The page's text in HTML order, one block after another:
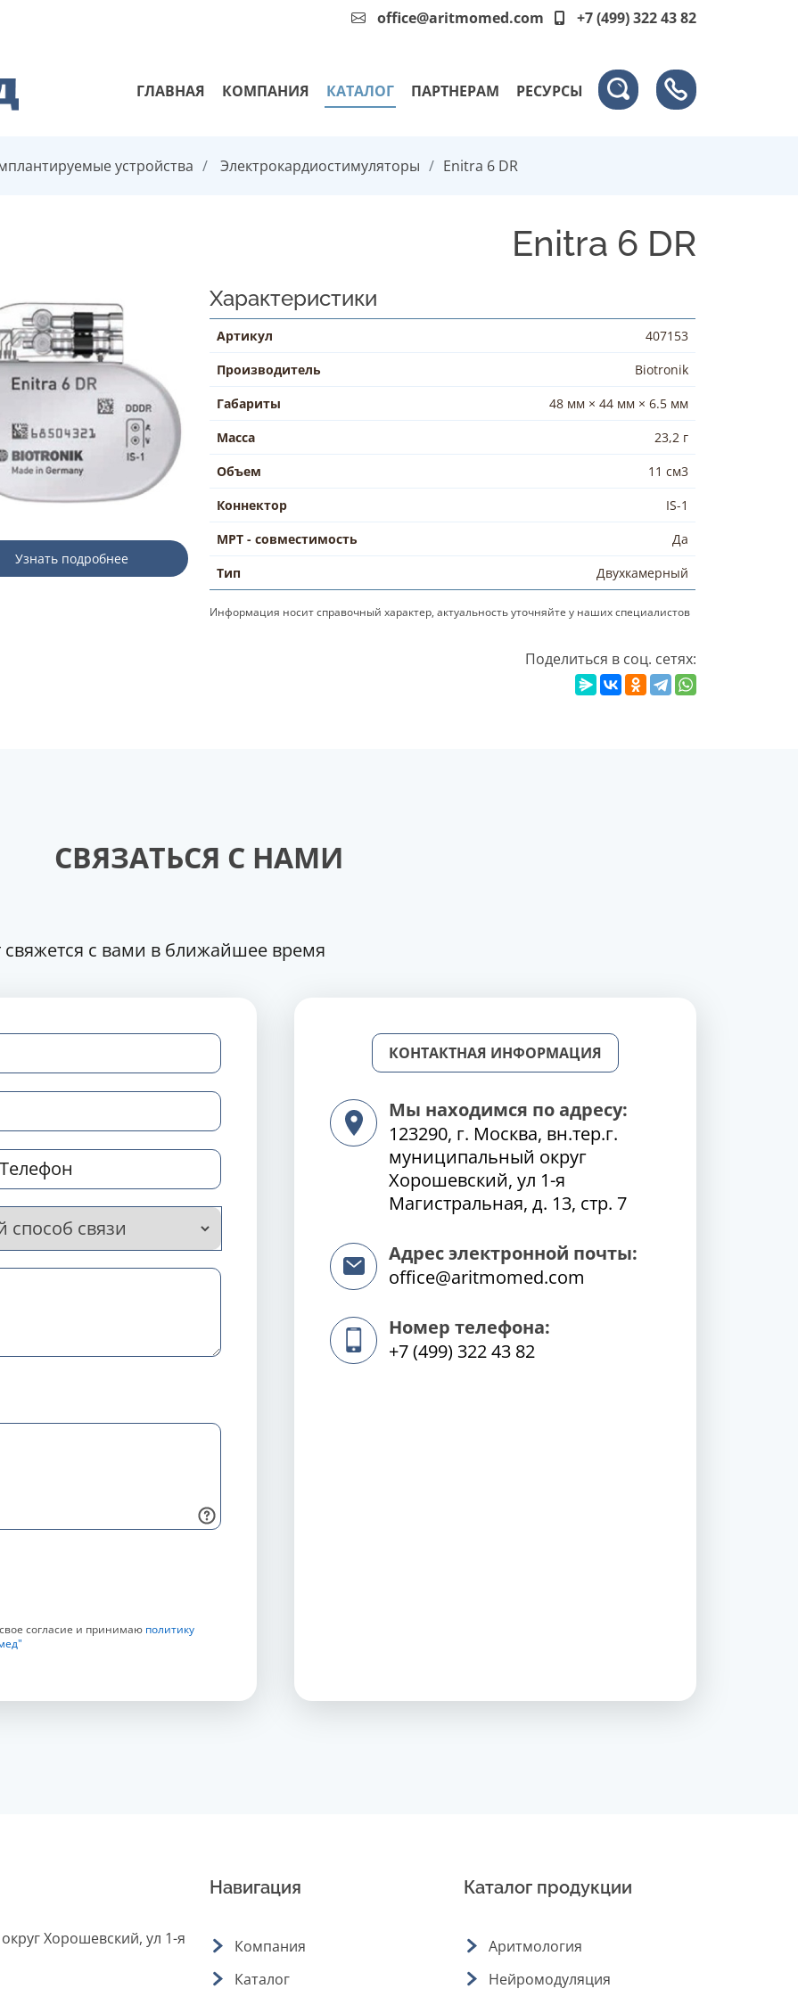
office@aritmomed.com +7 (499) 322 43 82
ГЛАВНАЯ КОМПАНИЯ КАТАЛОГ ПАРТНЕРАМ РЕСУРСЫ
устройства Электрокардиостимуляторы Enitra 6 DR
Enitra 6 DR
Узнать подробнее
Характеристики
Артикул
407153
Производитель
Biotronik
Габариты
48 мм × 44 мм × 6.5 мм
Масса
23,2 г
Объем
11 см3
Коннектор
IS-1
МРТ - совместимость
Да
Тип
Двухкамерный
Информация носит справочный характер, актуальность уточняйте у наших специалистов
Поделиться в соц. сетях:
СВЯЗАТЬСЯ С НАМИ
с вами в ближайшее время
согласие и принимаю политику
КОНТАКТНАЯ ИНФОРМАЦИЯ
Мы находимся по адресу:
123290, г. Москва, вн.тер.г.
муниципальный округ
Хорошевский, ул 1-я
Магистральная, д. 13, стр. 7
Адрес электронной почты:
office@aritmomed.com
Номер телефона:
+7 (499) 322 43 82
Хорошевский, ул 1-я
Навигация
Компания
Каталог
Каталог продукции
Аритмология
Нейромодуляция